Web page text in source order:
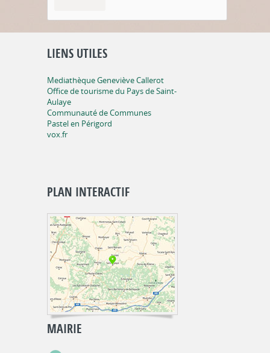
LIENS UTILES
Mediathèque Geneviève Callerot
Office de tourisme du Pays de Saint-
Aulaye
Communauté de Communes
Pastel en Périgord
vox.fr
PLAN INTERACTIF
MAIRIE